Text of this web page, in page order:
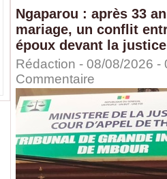
Ngaparou : après 33
mariage, un conflit
époux devant la justice
Rédaction - 08/08/2026 -
Commentaire